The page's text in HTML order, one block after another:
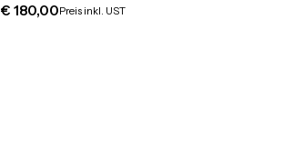
€ 180,00Preis inkl. UST